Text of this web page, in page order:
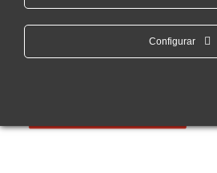
Configurar